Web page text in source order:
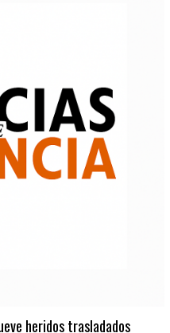
heridos trasladados